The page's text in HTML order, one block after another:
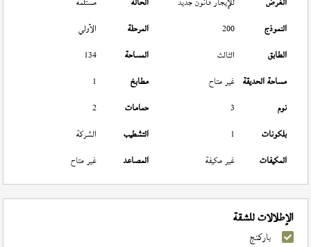
النموذج
200 المرحلة
الأولي
الطابق
الثالث المساحة
134
مساحة الحديقة غير متاح مطابخ
1
نوم
3 حمامات
2
بلكونات
1 التشطيب
الشركة
المكيفات
غير مكيفة المصاعد غير متاح
الإطلالات للشقة
باركنج